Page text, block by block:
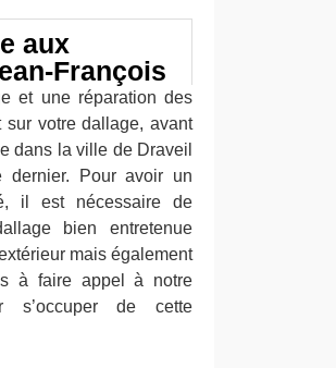
aux
François
et une réparation des
sur votre dallage, avant
dans la ville de Draveil
dernier. Pour avoir un
il est nécessaire de
bien entretenue
mais également
à faire appel à notre
s’occuper de cette